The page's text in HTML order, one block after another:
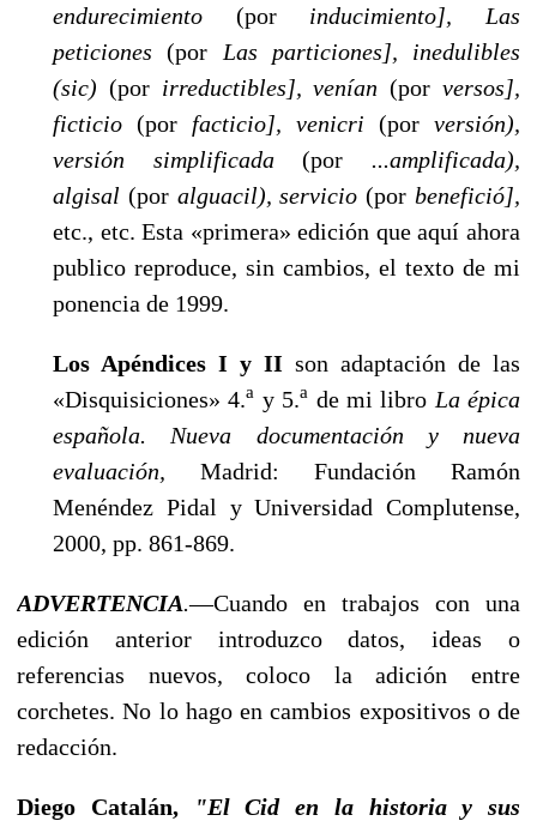
endurecimiento (por inducimiento], Las
peticiones(por Las particiones], inedulibles
(sic) (por irreductibles], venían(porversos],
ficticio (por facticio], venicri (por versión),
versión simplificada(por ...amplificada),
algisal (por alguacil), servicio(porbenefició],
etc., etc. Esta «primera» edición que aquí ahora
publico reproduce, sin cambios, el texto de mi
ponencia de 1999.
Los Apéndices I y II son adaptación de las
«Disquisiciones» 4.a y 5.a de mi libro La épica
española. Nueva documentación y nueva
evaluación, Madrid: Fundación Ramón
Menéndez Pidal y Universidad Complutense,
2000, pp. 861-869.
ADVERTENCIA.—Cuando en trabajos con una
edición anterior introduzco datos, ideas o
referencias nuevos, coloco la adición entre
corchetes. No lo hago en cambios expositivos o de
re­dacción.
Diego Catalán, "El Cid en la historia y sus